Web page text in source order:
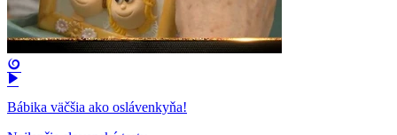
Bábika väčšia ako oslávenkyňa!